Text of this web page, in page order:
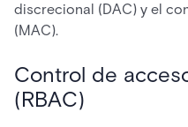
discrecional (DAC) y el
(MAC).
Control de
(RBAC)